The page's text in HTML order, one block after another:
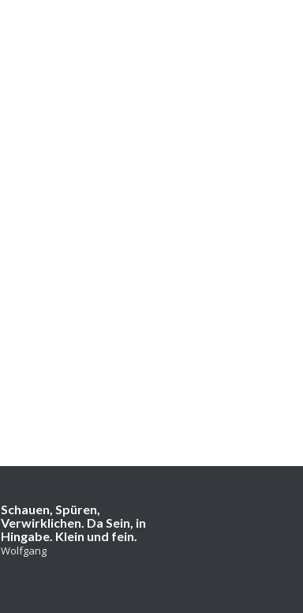
Schauen, Spüren,
Verwirklichen. Da Sein, in
Hingabe. Klein und fein.
Wolfgang